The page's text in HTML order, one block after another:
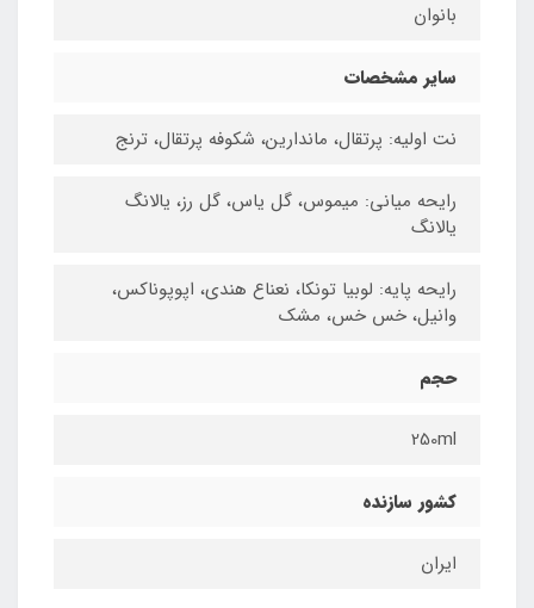
بانوان
سایر مشخصات
نت اولیه: پرتقال، ماندارین، شکوفه پرتقال، ترنج
رایحه میانی: میموس، گل یاس، گل رز، یالانگ
یالانگ
رایحه پایه: لوبیا تونکا، نعناع هندی، اپوپوناکس،
وانیل، خس خس، مشک
حجم
250ml
کشور سازنده
ایران